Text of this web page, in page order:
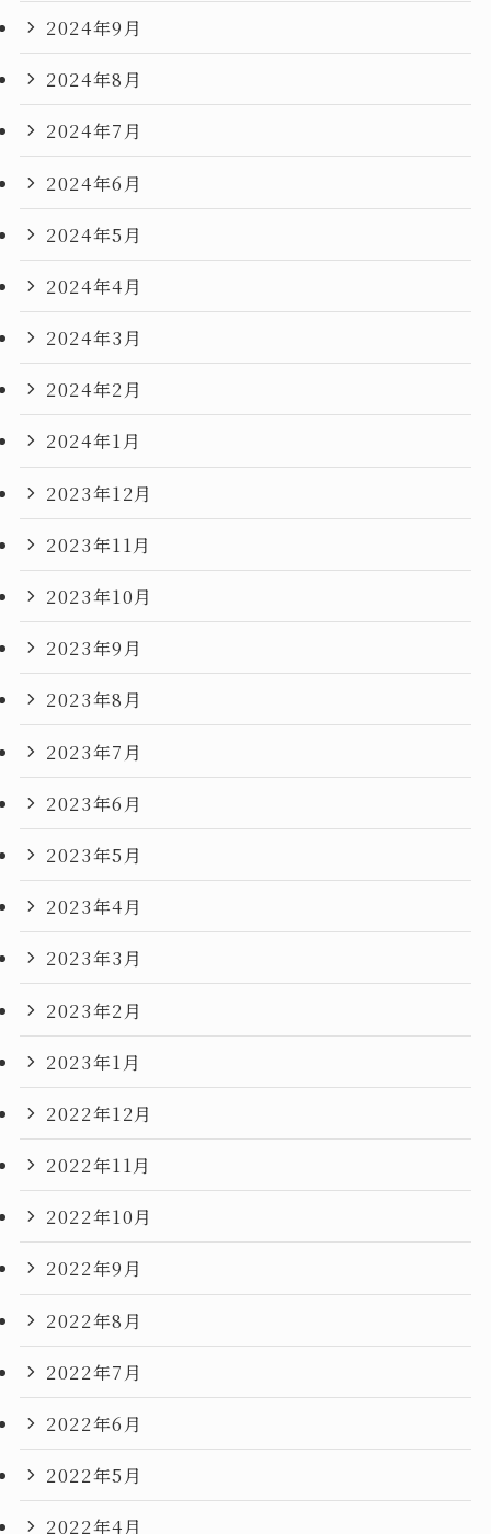
2024年9月
2024年8月
2024年7月
2024年6月
2024年5月
2024年4月
2024年3月
2024年2月
2024年1月
2023年12月
2023年11月
2023年10月
2023年9月
2023年8月
2023年7月
2023年6月
2023年5月
2023年4月
2023年3月
2023年2月
2023年1月
2022年12月
2022年11月
2022年10月
2022年9月
2022年8月
2022年7月
2022年6月
2022年5月
2022年4月